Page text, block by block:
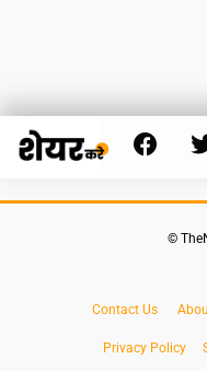
©
Contact Us
Privacy Policy